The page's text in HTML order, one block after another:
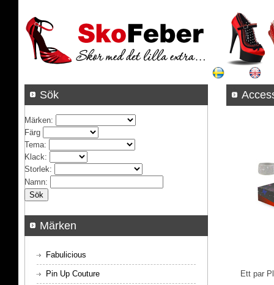
Ett par
Sök
Märken:
Färg
Tema:
Klack:
Storlek:
Namn:
Märken
Fabulicious
Pin Up Couture